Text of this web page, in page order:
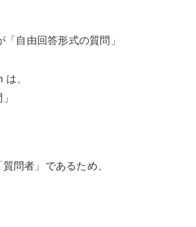
自由回答形式の質問」
、
問者」であるため、